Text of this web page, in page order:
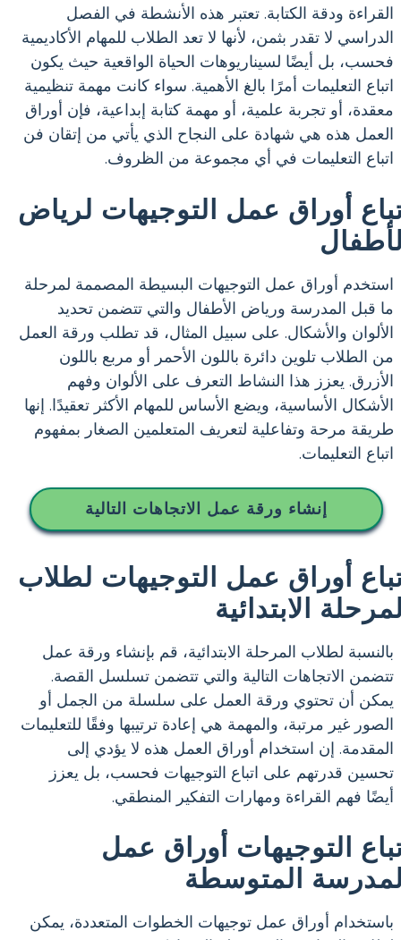
القراءة ودقة الكتابة. تعتبر هذه الأنشطة في الفصل
الدراسي لا تقدر بثمن، لأنها لا تعد الطلاب للمهام الأكاديمية
فحسب، بل أيضًا لسيناريوهات الحياة الواقعية حيث يكون
اتباع التعليمات أمرًا بالغ الأهمية. سواء كانت مهمة تنظيمية
معقدة، أو تجربة علمية، أو مهمة كتابة إبداعية، فإن أوراق
العمل هذه هي شهادة على النجاح الذي يأتي من إتقان فن
اتباع التعليمات في أي مجموعة من الظروف.
أوراق عمل التوجيهات لرياض
استخدم أوراق عمل التوجيهات البسيطة المصممة لمرحلة
ما قبل المدرسة ورياض الأطفال والتي تتضمن تحديد
الألوان والأشكال. على سبيل المثال، قد تطلب ورقة العمل
من الطلاب تلوين دائرة باللون الأحمر أو مربع باللون
الأزرق. يعزز هذا النشاط التعرف على الألوان وفهم
الأشكال الأساسية، ويضع الأساس للمهام الأكثر تعقيدًا. إنها
طريقة مرحة وتفاعلية لتعريف المتعلمين الصغار بمفهوم
اتباع التعليمات.
إنشاء ورقة عمل الاتجاهات التالية
أوراق عمل التوجيهات لطلاب
الابتدائية
بالنسبة لطلاب المرحلة الابتدائية، قم بإنشاء ورقة عمل
تتضمن الاتجاهات التالية والتي تتضمن تسلسل القصة.
يمكن أن تحتوي ورقة العمل على سلسلة من الجمل أو
الصور غير مرتبة، والمهمة هي إعادة ترتيبها وفقًا للتعليمات
المقدمة. إن استخدام أوراق العمل هذه لا يؤدي إلى
تحسين قدرتهم على اتباع التوجيهات فحسب، بل يعزز
أيضًا فهم القراءة ومهارات التفكير المنطقي.
التوجيهات أوراق عمل
المتوسطة
باستخدام أوراق عمل توجيهات الخطوات المتعددة، يمكن